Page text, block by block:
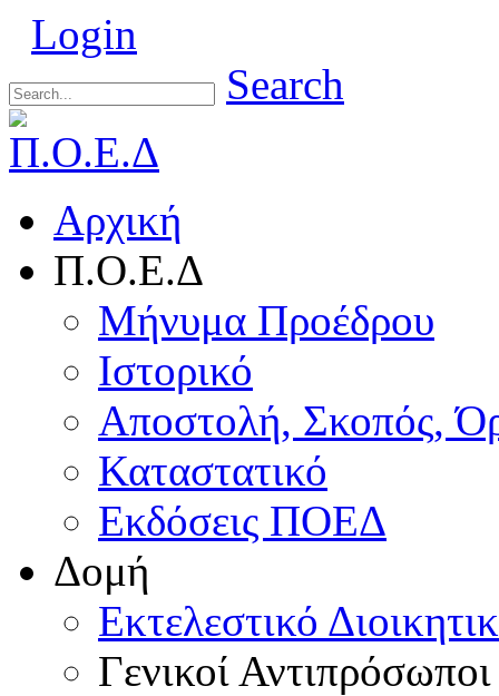
Login
Search
Αρχική
Π.Ο.Ε.Δ
Μήνυμα Προέδρου
Ιστορικό
Αποστολή, Σκοπός,
Καταστατικό
Εκδόσεις ΠΟΕΔ
Δομή
Εκτελεστικό
Γενικοί Αντιπρόσωποι